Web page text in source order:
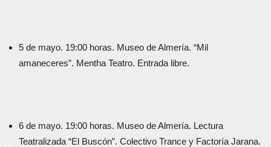
5 de mayo. 19:00 horas. Museo de Almería. “Mil
amaneceres”. Mentha Teatro. Entrada libre.
6 de mayo. 19:00 horas. Museo de Almería. Lectura
Teatralizada “El Buscón”. Colectivo Trance y Factoría Jarana.